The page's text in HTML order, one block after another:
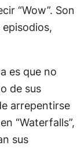
“Wow”. Son
es que no
de sus
arrepentirse
“Waterfalls”,
sus